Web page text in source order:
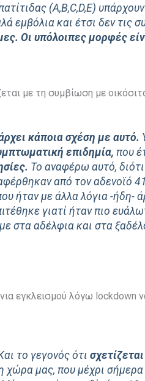
(Α,Β,C,D,E)
εμβόλια και έτσι δεν τις
Οι υπόλοιπες μορφές
με τη συμβίωση με
κάποια σχέση με αυτό.
επιδημία, που
Το αναφέρω αυτό,
από τον αδενοϊό
ήταν με άλλα λόγια -ήδη-
γιατί ήταν πιο
στα αδέλφια και στα
εγκλεισμού λόγω lockdown
το γεγονός ότι
χώρα μας, που μέχρι